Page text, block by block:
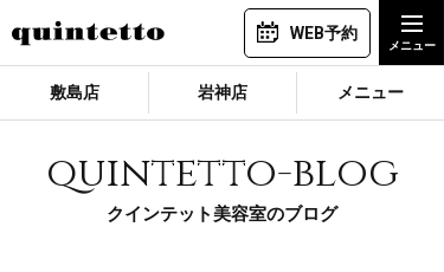
WEB予約
敷島店 岩神店 メニュー
quintetto-blog
クインテット美容室のブログ